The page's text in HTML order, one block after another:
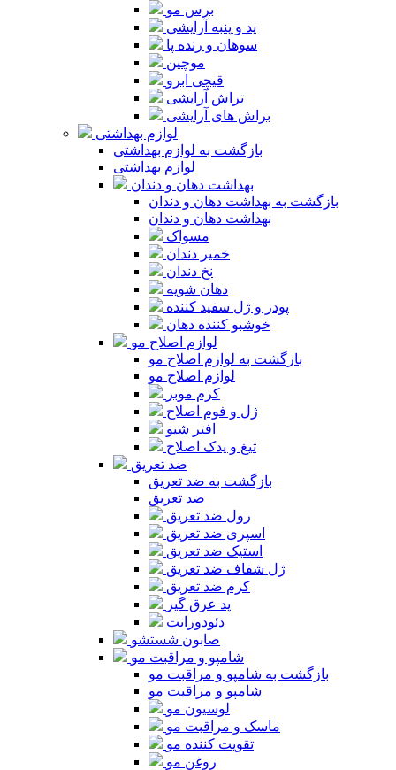
برس مو
پد و پنبه آرایشی
سوهان و رنده پا
موچین
قیچی ابرو
تراش آرایشی
براش های آرایشی
لوازم بهداشتی
بازگشت به لوازم بهداشتی
لوازم بهداشتی
بهداشت دهان و دندان
بازگشت به بهداشت دهان و دندان
بهداشت دهان و دندان
مسواک
خمیر دندان
نخ دندان
دهان شویه
پودر و ژل سفید کننده
خوشبو کننده دهان
لوازم اصلاح مو
بازگشت به لوازم اصلاح مو
لوازم اصلاح مو
کرم موبر
ژل و فوم اصلاح
افتر شیو
تیغ و یدک اصلاح
ضد تعریق
بازگشت به ضد تعریق
ضد تعریق
رول ضد تعریق
اسپری ضد تعریق
استیک ضد تعریق
ژل شفاف ضد تعریق
کرم ضد تعریق
پد عرق گیر
دئودورانت
صابون شستشو
شامپو و مراقبت مو
بازگشت به شامپو و مراقبت مو
شامپو و مراقبت مو
لوسیون مو
ماسک و مراقبت مو
تقویت کننده مو
روغن مو